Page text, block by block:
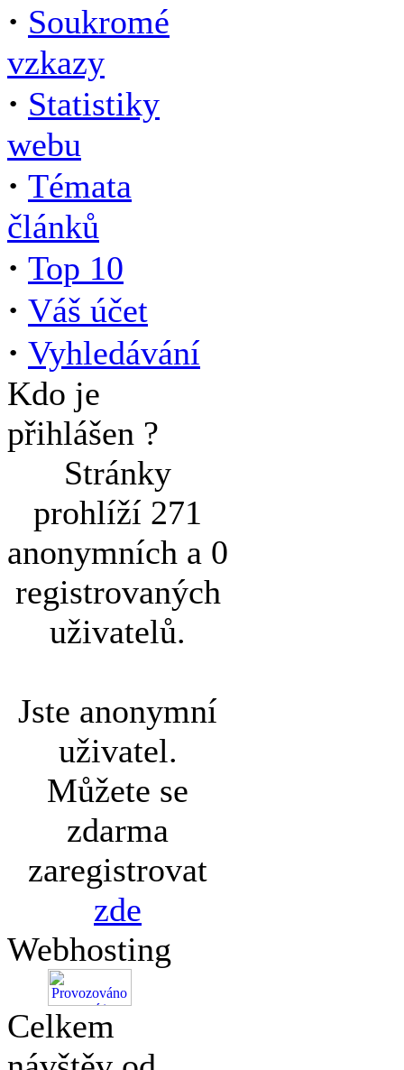
· Soukromé
vzkazy
· Statistiky
webu
· Témata
článků
· Top 10
· Váš účet
· Vyhledávání
Kdo je
přihlášen ?
Stránky
prohlíží 271
anonymních a 0
registrovaných
uživatelů.
Jste anonymní
uživatel.
Můžete se
zdarma
zaregistrovat
zde
Webhosting
Celkem